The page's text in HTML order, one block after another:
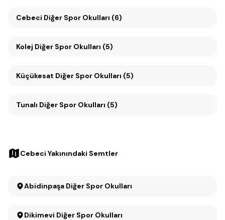
Cebeci Diğer Spor Okulları (6)
Kolej Diğer Spor Okulları (5)
Küçükesat Diğer Spor Okulları (5)
Tunalı Diğer Spor Okulları (5)
Cebeci Yakınındaki Semtler
Abidinpaşa Diğer Spor Okulları
Dikimevi Diğer Spor Okulları